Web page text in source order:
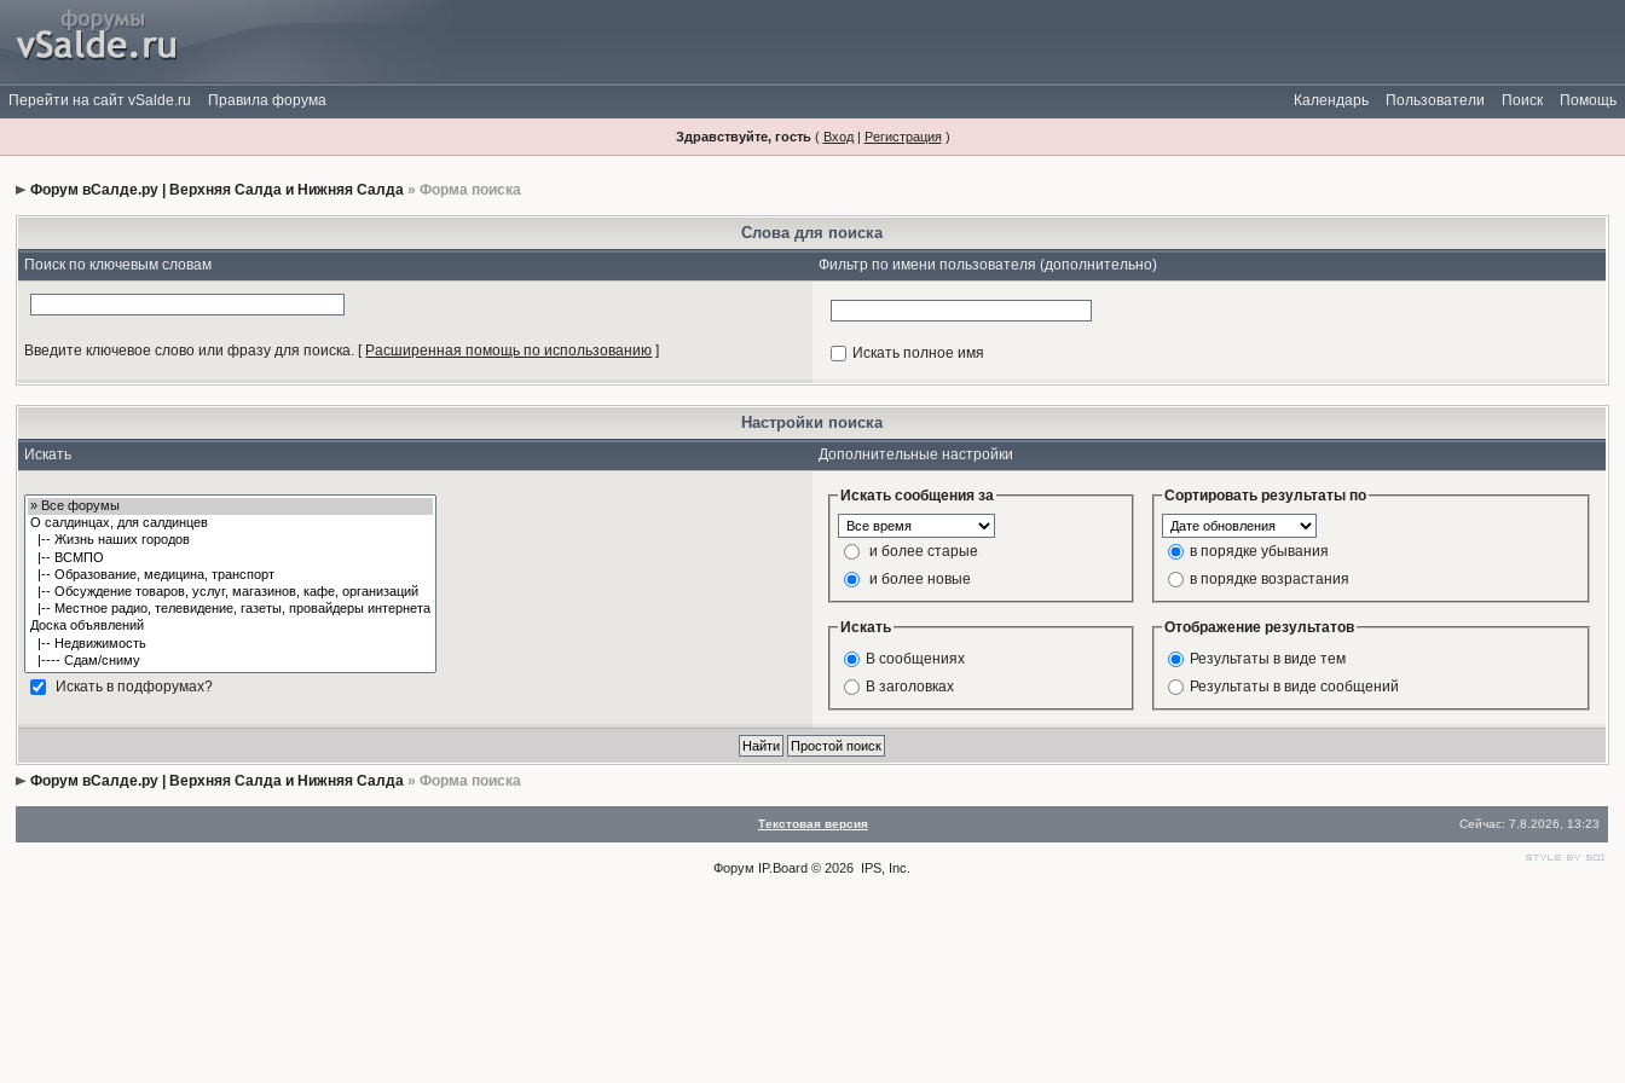
Перейти на сайт vSalde.ru Правила форума Помощь
Поиск
Пользователи
Календарь
Здравствуйте, гость( Вход| Регистрация)
Форум вСалде.ру | Верхняя Салда и Нижняя Салда » Форма поиска
Слова для поиска
Поиск по ключевым словам Фильтр по имени пользователя (дополнительно)
Введите ключевое слово или фразу для поиска. [ Расширенная помощь по использованию ] Искать полное имя
Настройки поиска
Искать Дополнительные настройки
Искать в подфорумах?
Искать сообщения за
и более старые
и более новые
Сортировать результаты по
в порядке убывания
в порядке возрастания
Искать
В сообщениях
В заголовках
Отображение результатов
Результаты в виде тем
Результаты в виде сообщений
Форум вСалде.ру | Верхняя Салда и Нижняя Салда » Форма поиска
Текстовая версия Сейчас: 7.8.2026, 13:23
Форум IP.Board © 2026 IPS, Inc